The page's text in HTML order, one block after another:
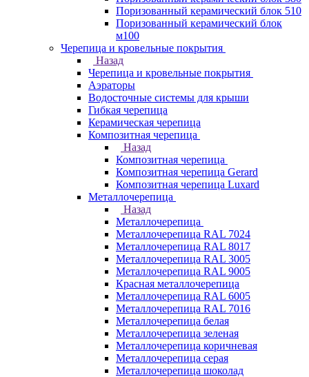
Поризованный керамический блок 510
Поризованный керамический блок
м100
Черепица и кровельные покрытия
Назад
Черепица и кровельные покрытия
Аэраторы
Водосточные системы для крыши
Гибкая черепица
Керамическая черепица
Композитная черепица
Назад
Композитная черепица
Композитная черепица Gerard
Композитная черепица Luxard
Металлочерепица
Назад
Металлочерепица
Металлочерепица RAL 7024
Металлочерепица RAL 8017
Металлочерепица RAL 3005
Металлочерепица RAL 9005
Красная металлочерепица
Металлочерепица RAL 6005
Металлочерепица RAL 7016
Металлочерепица белая
Металлочерепица зеленая
Металлочерепица коричневая
Металлочерепица серая
Металлочерепица шоколад